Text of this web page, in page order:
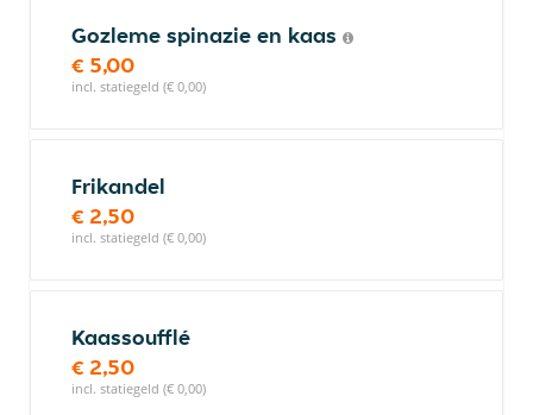
Gozleme spinazie en kaas
€ 5,00
incl. statiegeld (€ 0,00)
Frikandel
€ 2,50
incl. statiegeld (€ 0,00)
Kaassoufflé
€ 2,50
incl. statiegeld (€ 0,00)